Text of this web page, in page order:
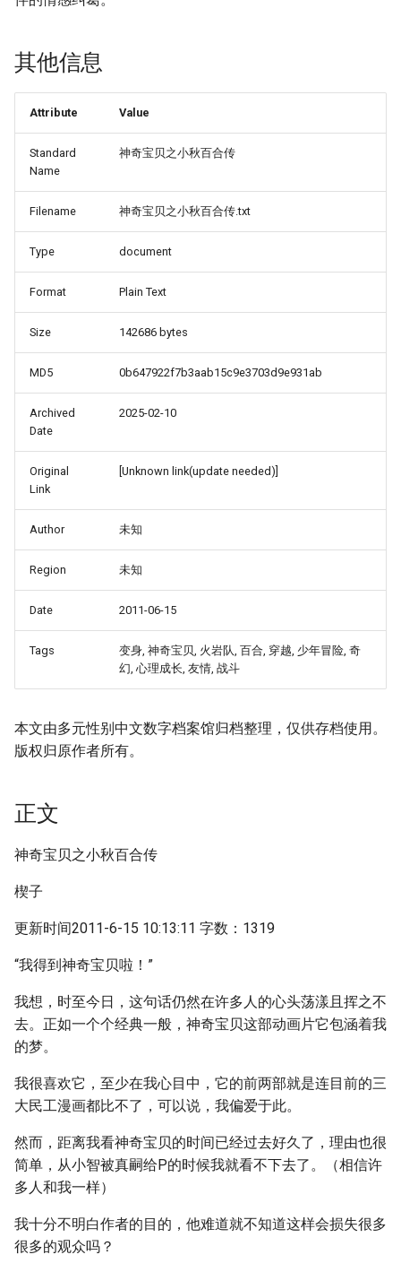
其他信息
Attribute Value
Standard
Name
神奇宝贝之小秋百合传
Filename 神奇宝贝之小秋百合传.txt
Type document
Format Plain Text
Size 142686 bytes
MD5 0b647922f7b3aab15c9e3703d9e931ab
Archived
Date
2025-02-10
Original
Link
[Unknown link(update needed)]
Author 未知
Region 未知
Date 2011-06-15
Tags
变身, 神奇宝贝, 火岩队, 百合, 穿越, 少年冒险, 奇
幻, 心理成长, 友情, 战斗
本文由多元性别中文数字档案馆归档整理，仅供存档使用。
版权归原作者所有。
正文
神奇宝贝之小秋百合传
楔子
更新时间2011-6-15 10:13:11 字数：1319
“我得到神奇宝贝啦！”
我想，时至今日，这句话仍然在许多人的心头荡漾且挥之不
去。正如一个个经典一般，神奇宝贝这部动画片它包涵着我
的梦。
我很喜欢它，至少在我心目中，它的前两部就是连目前的三
大民工漫画都比不了，可以说，我偏爱于此。
然而，距离我看神奇宝贝的时间已经过去好久了，理由也很
简单，从小智被真嗣给P的时候我就看不下去了。（相信许
多人和我一样）
我十分不明白作者的目的，他难道就不知道这样会损失很多
很多的观众吗？